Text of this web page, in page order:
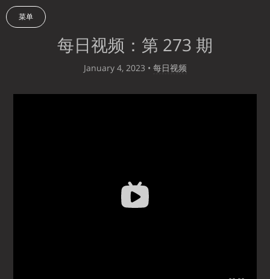
菜单
每日视频：第 273 期
January 4, 2023 • 每日视频